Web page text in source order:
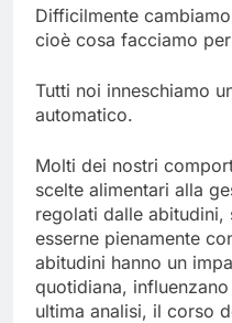
Difficilmente
cioè cosa facciamo
Tutti noi inneschiamo
automatico.
Molti dei nostri
scelte alimentari alla
regolati dalle abitudini,
esserne pienamente
abitudini hanno un
quotidiana,
ultima analisi, il corso